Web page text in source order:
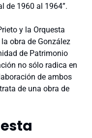
de 1960 al 1964”.
y la Orquesta
obra de González
de Patrimonio
no sólo radica en
de ambos
de una obra de